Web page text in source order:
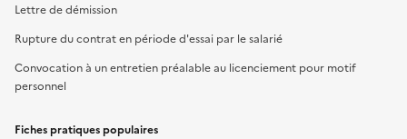
Lettre de démission
Rupture du contrat en période d'essai par le salarié
Convocation à un entretien préalable au licenciement pour motif
personnel
Fiches pratiques populaires